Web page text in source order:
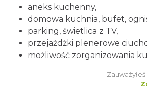
aneks kuchenny,
domowa kuchnia, bufet,
parking, świetlica z TV,
przejażdżki plenerowe
możliwość zorganizowania